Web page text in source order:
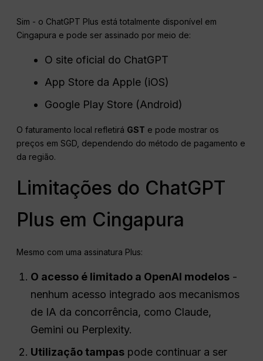
Sim - o ChatGPT Plus está totalmente disponível em
Cingapura e pode ser assinado por meio de:
O site oficial do ChatGPT
App Store da Apple (iOS)
Google Play Store (Android)
O faturamento local refletirá GST e pode mostrar os
preços em SGD, dependendo do método de pagamento e
da região.
Limitações do ChatGPT
Plus em Cingapura
Mesmo com uma assinatura Plus:
O acesso é limitado a OpenAI modelos -
nenhum acesso integrado aos mecanismos
de IA da concorrência, como Claude,
Gemini ou Perplexity.
Utilizaçãotampas pode continuar a ser